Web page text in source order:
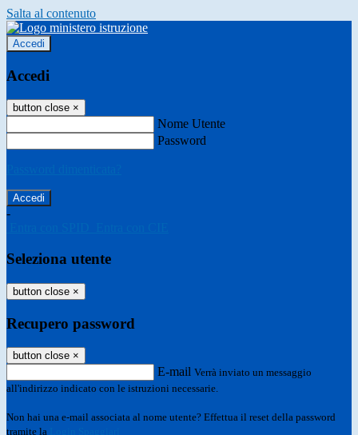
Salta al contenuto
Accedi
Accedi
button close ×
Nome Utente
Password
-
Seleziona utente
button close ×
Recupero password
button close ×
E-mail Verrà inviato un messaggio
all'indirizzo indicato con le istruzioni necessarie.
Non hai una e-mail associata al nome utente? Effettua il reset della password
tramite la